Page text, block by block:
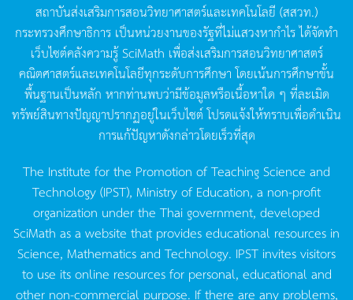
สถาบันส่งเสริมการสอนวิทยาศาสตร์และเทคโนโลยี (สสวท.)
กระทรวงศึกษาธิการ เป็นหน่วยงานของรัฐที่ไม่แสวงหากำไรได้จัดทำ
เว็บไซต์คลังความรู้SciMath เพื่อส่งเสริมการสอนวิทยาศาสตร์
คณิตศาสตร์และเทคโนโลยีทุกระดับการศึกษา โดยเน้นการศึกษาขั้น
พื้นฐานเป็นหลัก หากท่านพบว่ามีข้อมูลหรือเนื้อหาใด ๆ ที่ละเมิด
ทรัพย์สินทางปัญญาปรากฏอยู่ในเว็บไซต์โปรดแจ้งให้ทราบเพื่อดำเนิน
การแก้ปัญหาดังกล่าวโดยเร็วที่สุด
The Institute for the Promotion of Teaching Science and
Technology (IPST), Ministry of Education, a non-profit
organization under the Thai government, developed
SciMath as a website that provides educational resources in
Science, Mathematics and Technology. IPST invites visitors
to use its online resources for personal, educational and
other non-commercial purpose. If there are any problems,